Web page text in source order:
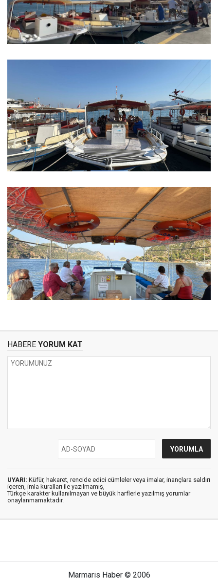
HABERE YORUM KAT
UYARI: Küfür, hakaret, rencide edici cümleler veya imalar, inançlara saldırı
içeren, imla kuralları ile yazılmamış,
Türkçe karakter kullanılmayan ve büyük harflerle yazılmış yorumlar
onaylanmamaktadır.
Marmaris Haber © 2006